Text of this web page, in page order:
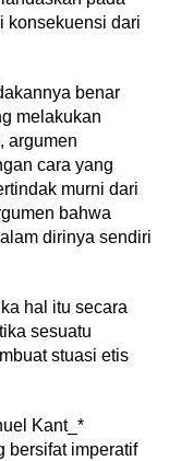
konsekuensi dari
benar
melakukan
argumen
cara yang
murni dari
bahwa
dirinya sendiri
hal itu secara
sesuatu
stuasi etis
Kant_*
bersifat imperatif